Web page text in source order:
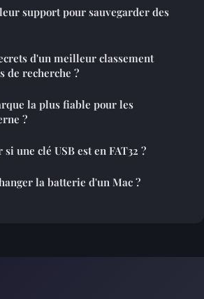
support pour sauvegarder des
d'un meilleur classement
de recherche ?
la plus fiable pour les
?
une clé USB est en FAT32 ?
la batterie d'un Mac ?